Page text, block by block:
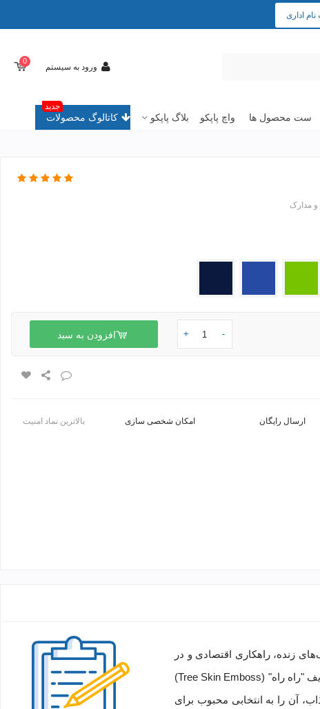
نام اداری
ورود به سیستم
0
ست محصول ها واچ پاپکو بلاگ پاپکو کاتالوگ محصولات
جدید
و مدارک
-
+ افزودن به سبد
ارسال رایگان امکان شخصی سازی بالاترین نماد امنیت
زنده، راهکاری اقتصادی و در
عین حال مستحکم برای محافظت از اسناد روزمره شماست. این کیف از جنس پلی‌پروپیلن (PP) با کیفیت ساخته شده و دارای بافت ظریف "راه راه" (Tree Skin Emboss)
آن را به انتخابی محبوب برای